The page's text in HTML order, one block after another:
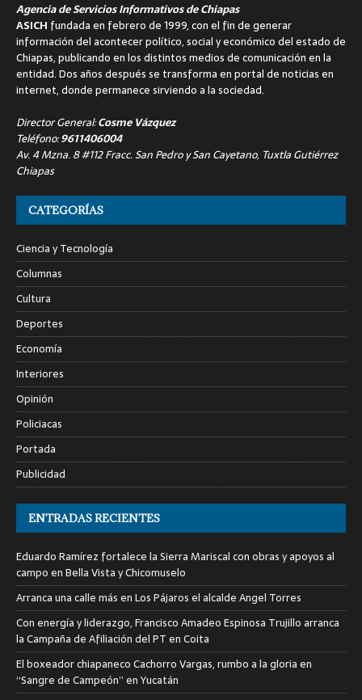
Agencia de Servicios Informativos de Chiapas
ASICH fundada en febrero de 1999, con el fin de generar
información del acontecer político, social y económico del estado de
Chiapas, publicando en los distintos medios de comunicación en la
entidad. Dos años después se transforma en portal de noticias en
internet, donde permanece sirviendo a la sociedad.
Director General:Cosme Vázquez
Teléfono:9611406004
Av. 4 Mzna. 8 #112 Fracc. San Pedro y San Cayetano, Tuxtla Gutiérrez
Chiapas
CATEGORÍAS
Ciencia y Tecnología
Columnas
Cultura
Deportes
Economía
Interiores
Opinión
Policiacas
Portada
Publicidad
ENTRADAS RECIENTES
Eduardo Ramírez fortalece la Sierra Mariscal con obras y apoyos al
campo en Bella Vista y Chicomuselo
Arranca una calle más en Los Pájaros el alcalde Angel Torres
Con energía y liderazgo, Francisco Amadeo Espinosa Trujillo arranca
la Campaña de Afiliación del PT en Coita
El boxeador chiapaneco Cachorro Vargas, rumbo a la gloria en
“Sangre de Campeón” en Yucatán